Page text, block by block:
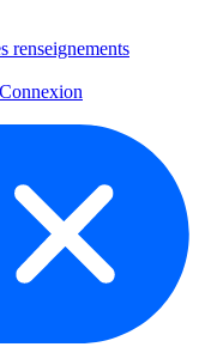
renseignements